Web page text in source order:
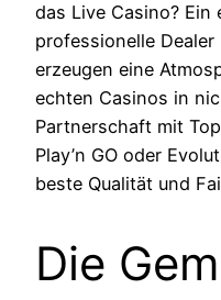
das Live Casino? Ein
professionelle
erzeugen eine
echten Casinos in
Partnerschaft mit
Play’n GO oder
beste Qualität und
Die